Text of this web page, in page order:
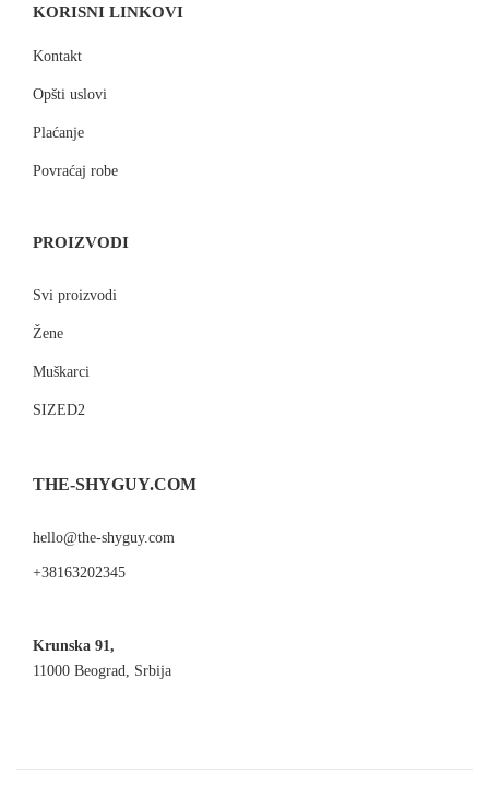
KORISNI LINKOVI
Kontakt
Opšti uslovi
Plaćanje
Povraćaj robe
PROIZVODI
Svi proizvodi
Žene
Muškarci
SIZED2
THE-SHYGUY.COM
hello@the-shyguy.com
+38163202345
Krunska 91,
11000 Beograd, Srbija